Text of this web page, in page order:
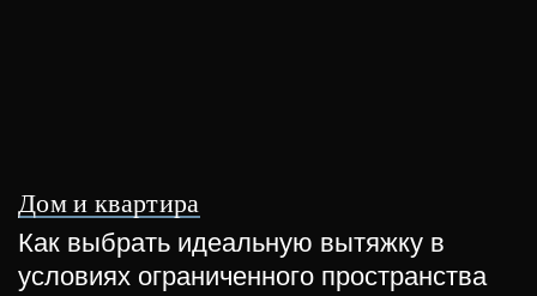
Дом и квартира
Как выбрать идеальную вытяжку в
условиях ограниченного пространства